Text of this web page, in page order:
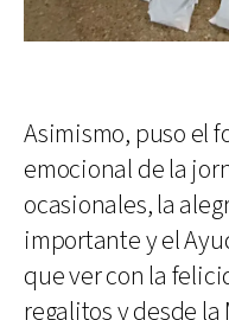
Asimismo, puso el
emocional de la
ocasionales, la
importante y el
que ver con la
regalitos y desde